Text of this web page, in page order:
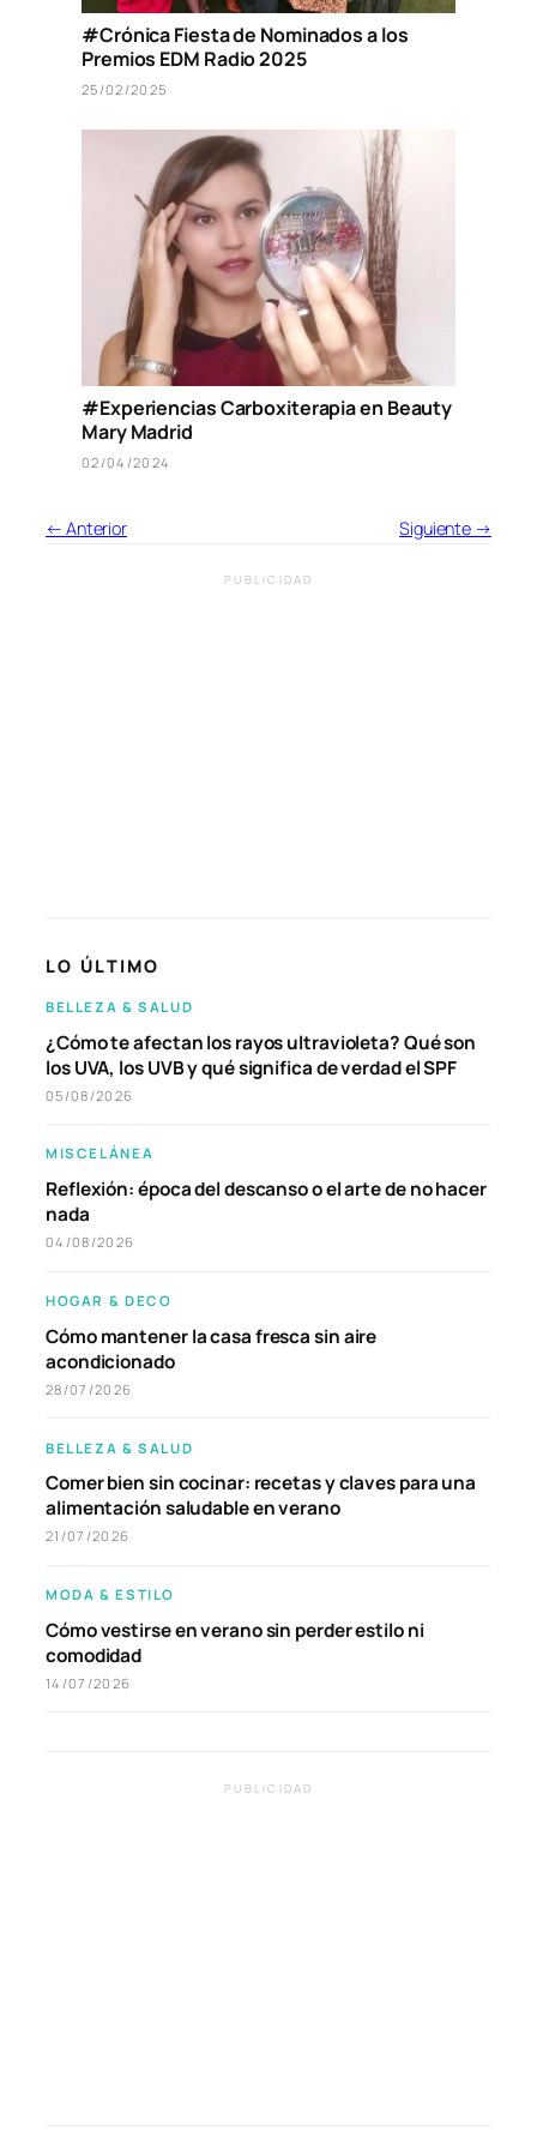
#Crónica Fiesta de Nominados a los
Premios EDM Radio 2025
25/02/2025
#Experiencias Carboxiterapia en Beauty
Mary Madrid
02/04/2024
← Anterior Siguiente →
PUBLICIDAD
LO ÚLTIMO
BELLEZA & SALUD
¿Cómo te afectan los rayos ultravioleta? Qué son
los UVA, los UVB y qué significa de verdad el SPF
05/08/2026
MISCELÁNEA
Reflexión: época del descanso o el arte de no hacer
nada
04/08/2026
HOGAR & DECO
Cómo mantener la casa fresca sin aire
acondicionado
28/07/2026
BELLEZA & SALUD
Comer bien sin cocinar: recetas y claves para una
alimentación saludable en verano
21/07/2026
MODA & ESTILO
Cómo vestirse en verano sin perder estilo ni
comodidad
14/07/2026
PUBLICIDAD